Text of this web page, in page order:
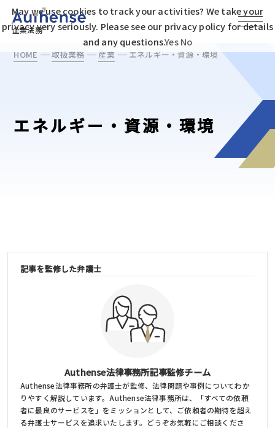
企業法務
HOME 取扱業務 産業 エネルギー・資源・環境
エネルギー・資源・環境
記事を監修した弁護士
Authense法律事務所記事監修チーム
Authense法律事務所の弁護士が監修、法律問題や事例についてわか
りやすく解説しています。Authense法律事務所は、「すべての依頼
者に最良のサービスを」をミッションとして、ご依頼者の期待を超え
る弁護士サービスを追求いたします。どうぞお気軽にご相談くださ
May we use cookies to track your activities? We take your
privacy very seriously. Please see our privacy policy for details
and any questions.Yes No